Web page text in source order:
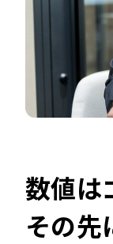
数値は
その先